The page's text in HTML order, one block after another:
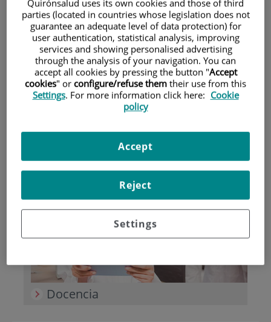
Pacientes y visitantes
Investigación
Docencia
Quirónsalud uses its own cookies and those of third
parties (located in countries whose legislation does not
guarantee an adequate level of data protection) for
user authentication, statistical analysis, improving
services and showing personalised advertising
through the analysis of your navigation. You can
accept all cookies by pressing the button "Accept
cookies" or configure/refuse them their use from this
Settings. For more information click here: Cookie
policy
Settings
Reject
Accept